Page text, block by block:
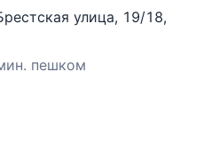
решение:
обеденной группой и
на 3 стороны света, 3
гардеробная.
помещений: гостиную от
что создает
улица, 19/18,
пешком